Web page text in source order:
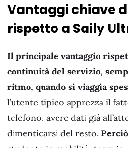
Vantaggi chiave
rispetto a Saily
Il principale vantaggio
continuità del servizio,
ritmo, quando si viaggia
l’utente tipico apprezza il
telefono, avere dati già
dimenticarsi del resto. Perciò